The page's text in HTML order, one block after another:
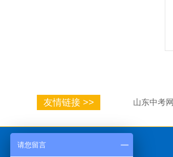
友情链接 >> 山东中考网
请您留言